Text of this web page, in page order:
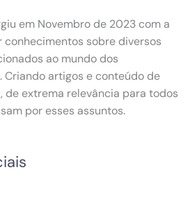
em Novembro de 2023 com a
conhecimentos sobre diversos
ao mundo dos
Criando artigos e conteúdo de
de extrema relevância para todos
por esses assuntos.